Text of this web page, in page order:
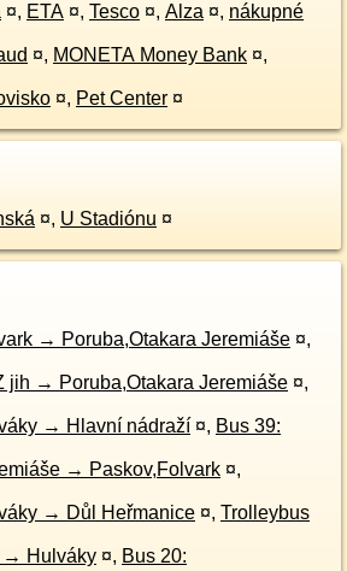
¤, ETA ¤, Tesco ¤, Alza ¤, nákupné
¤, MONETA Money Bank ¤,
¤, Pet Center ¤
¤, U Stadiónu ¤
→ Poruba,Otakara Jeremiáše ¤,
jih → Poruba,Otakara Jeremiáše ¤,
→ Hlavní nádraží ¤, Bus 39:
→ Paskov,Folvark ¤,
→ Důl Heřmanice ¤, Trolleybus
→ Hulváky ¤, Bus 20: